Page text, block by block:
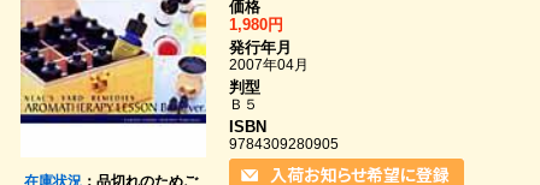
在庫状況：品切れのためご
価格
1,980円
発行年月
2007年04月
判型
Ｂ５
ISBN
9784309280905